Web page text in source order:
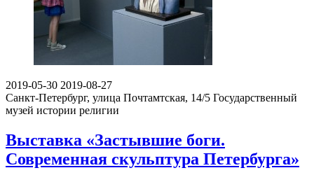
2019-05-30 2019-08-27
Санкт-Петербург, улица Почтамтская, 14/5 Государственный
музей истории религии
Выставка «Застывшие боги.
Современная скульптура Петербурга»